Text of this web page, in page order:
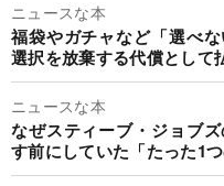
ニュースな本
福袋やガチャなど「選べ
選択を放棄する代償として
ニュースな本
なぜスティーブ・ジョブ
す前にしていた「たった1つ